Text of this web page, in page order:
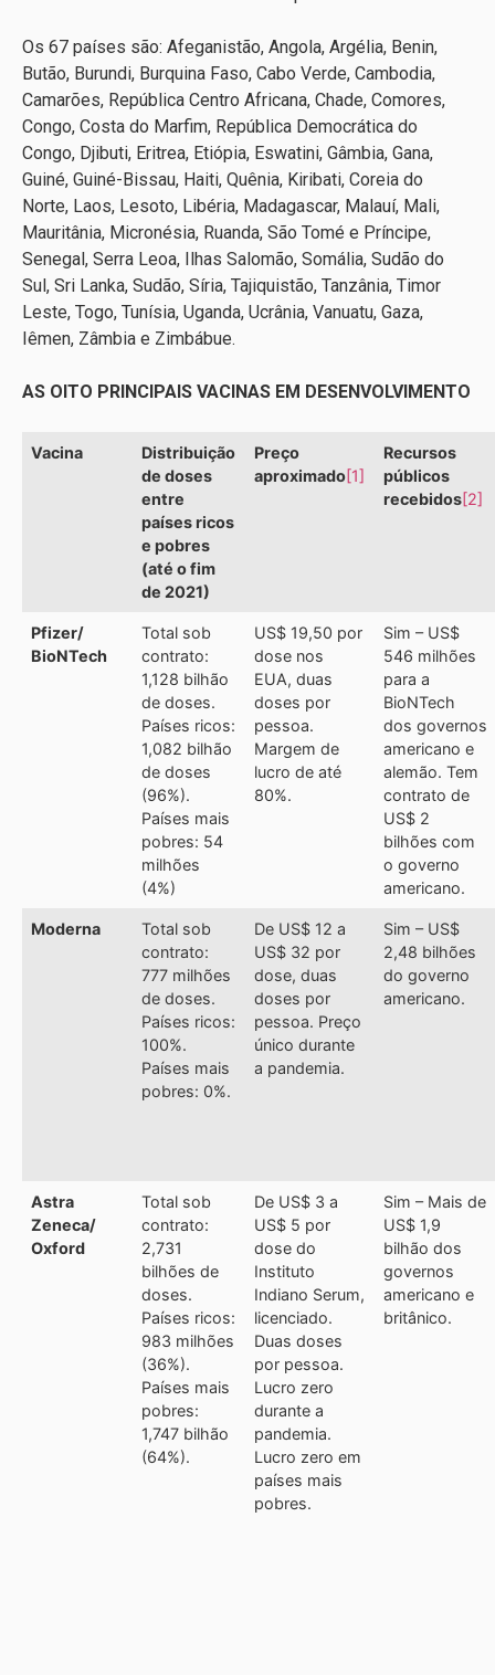
Os 67 países são: Afeganistão, Angola, Argélia, Benin,
Butão, Burundi, Burquina Faso, Cabo Verde, Cambodia,
Camarões, República Centro Africana, Chade, Comores,
Congo, Costa do Marfim, República Democrática do
Congo, Djibuti, Eritrea, Etiópia, Eswatini, Gâmbia, Gana,
Guiné, Guiné-Bissau, Haiti, Quênia, Kiribati, Coreia do
Norte, Laos, Lesoto, Libéria, Madagascar, Malauí, Mali,
Mauritânia, Micronésia, Ruanda, São Tomé e Príncipe,
Senegal, Serra Leoa, Ilhas Salomão, Somália, Sudão do
Sul, Sri Lanka, Sudão, Síria, Tajiquistão, Tanzânia, Timor
Leste, Togo, Tunísia, Uganda, Ucrânia, Vanuatu, Gaza,
Iêmen, Zâmbia e Zimbábue.
AS OITO PRINCIPAIS VACINAS EM DESENVOLVIMENTO
Vacina
Distribuição
de doses
entre
países ricos
e pobres
(até o fim
de 2021)
Preço
aproximado[1]
Recursos
públicos
recebidos[2]
Pfizer/
BioNTech
Total sob
contrato:
1,128 bilhão
de doses.
Países ricos:
1,082 bilhão
de doses
(96%).
Países mais
pobres: 54
milhões
(4%)
US$ 19,50 por
dose nos
EUA, duas
doses por
pessoa.
Margem de
lucro de até
80%.
Sim – US$
546 milhões
para a
BioNTech
dos governos
americano e
alemão. Tem
contrato de
US$ 2
bilhões com
o governo
americano.
Moderna
Total sob
contrato:
777 milhões
de doses.
Países ricos:
100%.
Países mais
pobres: 0%.
De US$ 12 a
US$ 32 por
dose, duas
doses por
pessoa. Preço
único durante
a pandemia.
Sim – US$
2,48 bilhões
do governo
americano.
Astra
Zeneca/
Oxford
Total sob
contrato:
2,731
bilhões de
doses.
Países ricos:
983 milhões
(36%).
Países mais
pobres:
1,747 bilhão
(64%).
De US$ 3 a
US$ 5 por
dose do
Instituto
Indiano Serum,
licenciado.
Duas doses
por pessoa.
Lucro zero
durante a
pandemia.
Lucro zero em
países mais
pobres.
Sim – Mais de
US$ 1,9
bilhão dos
governos
americano e
britânico.